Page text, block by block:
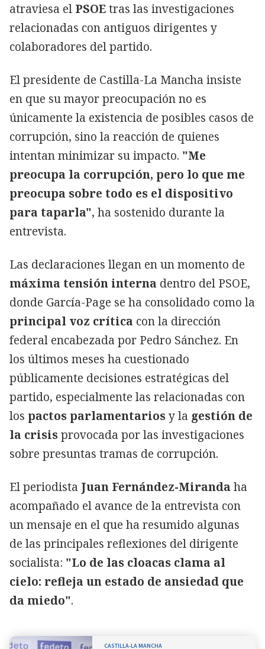
atraviesa el PSOEtras las investigaciones
relacionadas con antiguos dirigentes y
colaboradores del partido.
El presidente de Castilla-La Mancha insiste
en que su mayor preocupación no es
únicamente la existencia de posibles casos de
corrupción, sino la reacción de quienes
intentan minimizar su impacto. "Me
preocupa la corrupción, pero lo que me
preocupa sobre todo es el dispositivo
para taparla", ha sostenido durante la
entrevista.
Las declaraciones llegan en un momento de
máxima tensión interna dentro del PSOE,
donde García-Page se ha consolidado como la
principal voz crítica con la dirección
federal encabezada por Pedro Sánchez. En
los últimos meses ha cuestionado
públicamente decisiones estratégicas del
partido, especialmente las relacionadas con
los pactos parlamentariosy la gestión de
la crisisprovocada por las investigaciones
sobre presuntas tramas de corrupción.
El periodista Juan Fernández-Miranda ha
acompañado el avance de la entrevista con
un mensaje en el que ha resumido algunas
de las principales reflexiones del dirigente
socialista: "Lo de las cloacas clama al
cielo: refleja un estado de ansiedad que
da miedo".
CASTILLA-LA MANCHA